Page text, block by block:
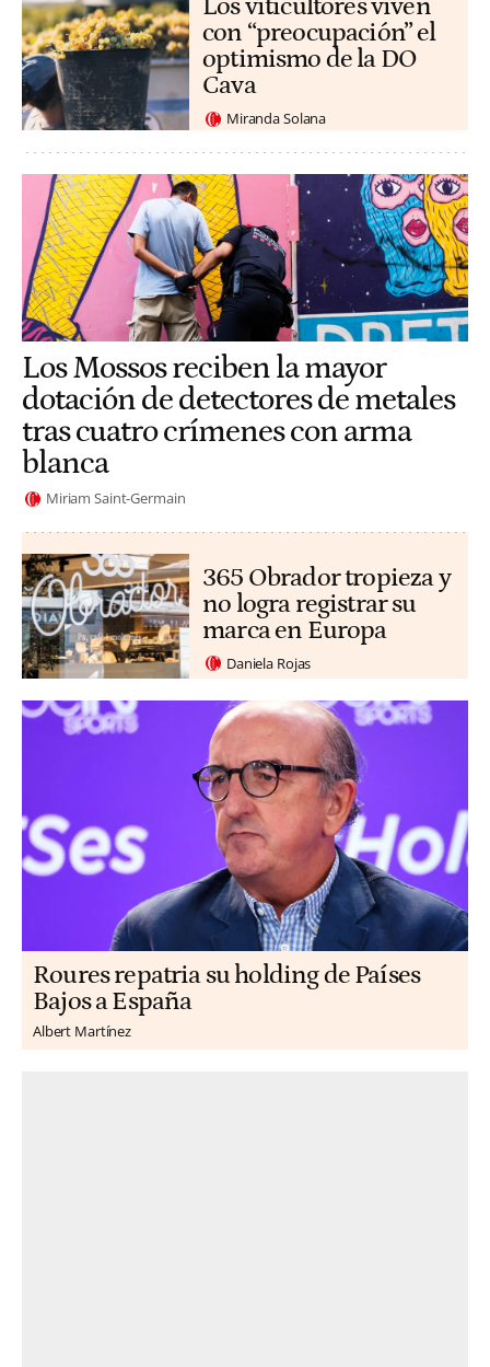
Los viticultores viven
con “preocupación” el
optimismo de la DO
Cava
Miranda Solana
Los Mossos reciben la mayor
dotación de detectores de metales
tras cuatro crímenes con arma
blanca
Miriam Saint-Germain
365 Obrador tropieza y
no logra registrar su
marca en Europa
Daniela Rojas
Roures repatria su holding de Países
Bajos a España
Albert Martínez